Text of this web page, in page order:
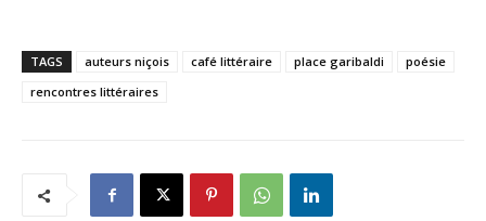
TAGS auteurs niçois café littéraire place garibaldi
poésie
rencontres littéraires